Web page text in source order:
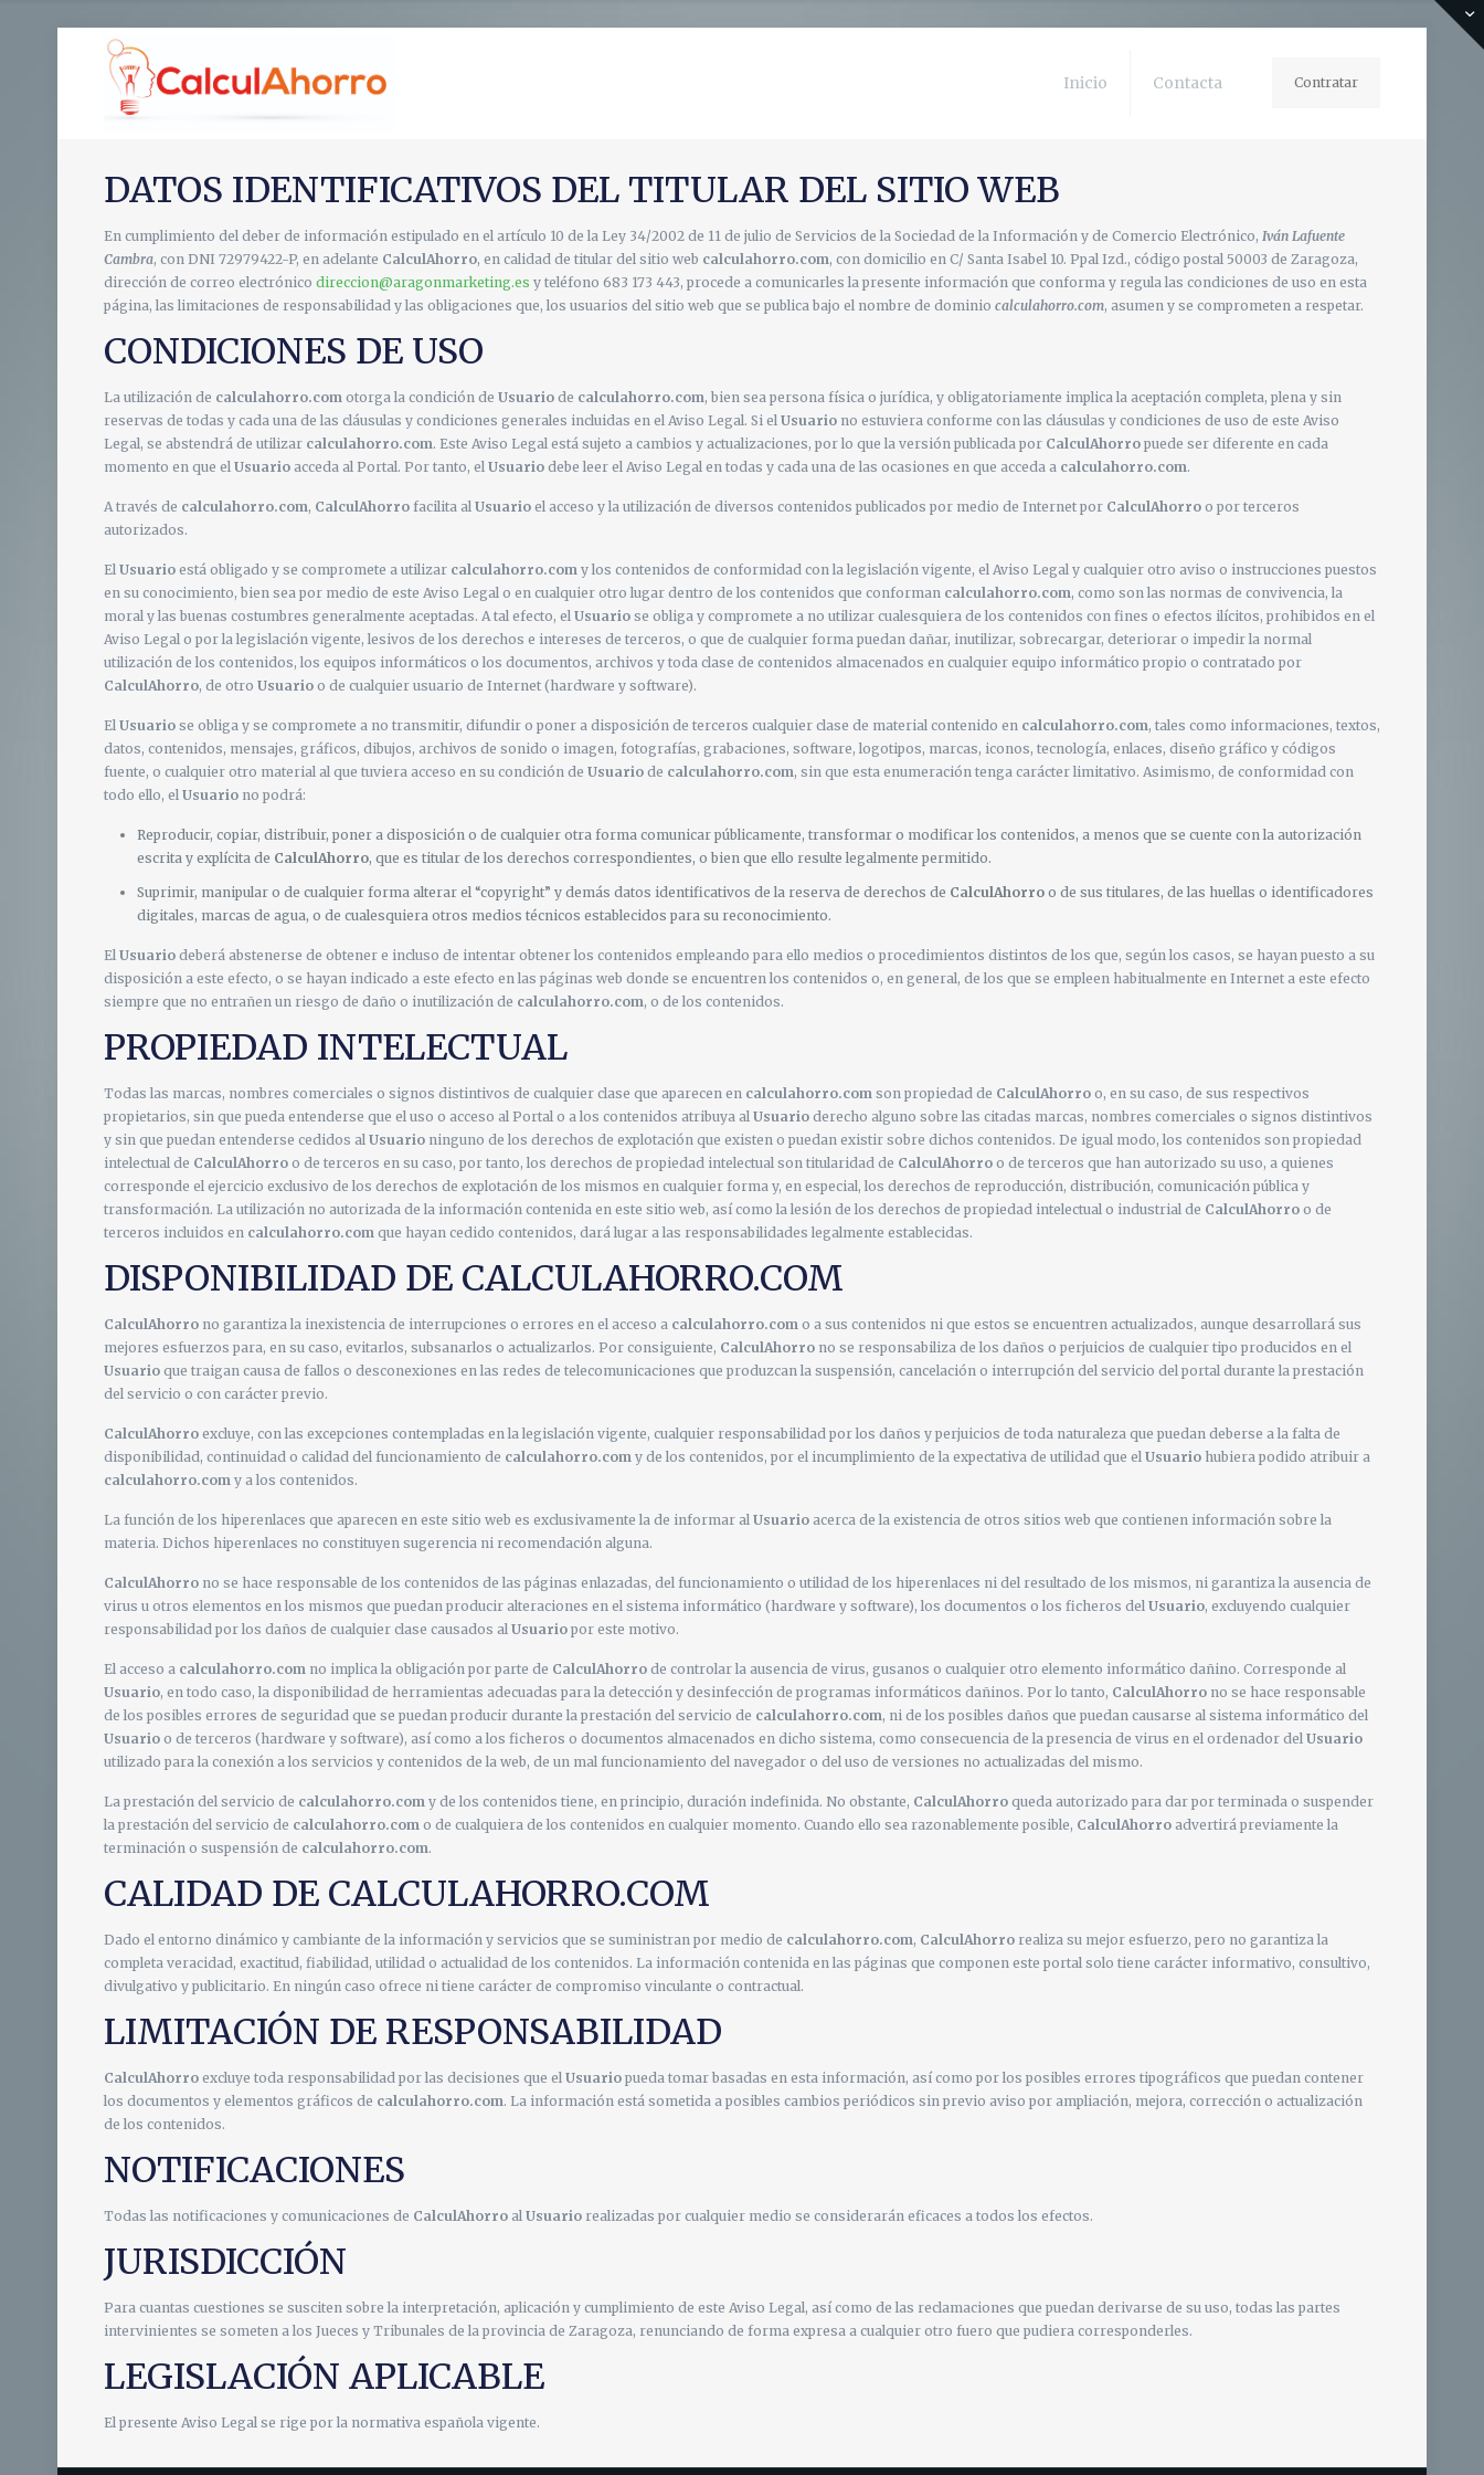
Inicio Contacta Contratar
DATOS IDENTIFICATIVOS DEL TITULAR DEL SITIO WEB
En cumplimiento del deber de información estipulado en el artículo 10 de la Ley 34/2002 de 11 de julio de Servicios de la Sociedad de la Información y de Comercio Electrónico, Iván Lafuente
Cambra, con DNI 72979422-P, en adelante CalculAhorro, en calidad de titular del sitio web calculahorro.com, con domicilio en C/ Santa Isabel 10. Ppal Izd., código postal 50003 de Zaragoza,
dirección de correo electrónico direccion@aragonmarketing.es y teléfono 683 173 443, procede a comunicarles la presente información que conforma y regula las condiciones de uso en esta
página, las limitaciones de responsabilidad y las obligaciones que, los usuarios del sitio web que se publica bajo el nombre de dominio calculahorro.com, asumen y se comprometen a respetar.
CONDICIONES DE USO
La utilización de calculahorro.comotorga la condición de Usuariode calculahorro.com, bien sea persona física o jurídica, y obligatoriamente implica la aceptación completa, plena y sin
reservas de todas y cada una de las cláusulas y condiciones generales incluidas en el Aviso Legal. Si el Usuariono estuviera conforme con las cláusulas y condiciones de uso de este Aviso
Legal, se abstendrá de utilizar calculahorro.com. Este Aviso Legal está sujeto a cambios y actualizaciones, por lo que la versión publicada por CalculAhorropuede ser diferente en cada
momento en que el Usuarioacceda al Portal. Por tanto, el Usuariodebe leer el Aviso Legal en todas y cada una de las ocasiones en que acceda a calculahorro.com.
A través de calculahorro.com, CalculAhorrofacilita al Usuarioel acceso y la utilización de diversos contenidos publicados por medio de Internet por CalculAhorroo por terceros
autorizados.
El Usuarioestá obligado y se compromete a utilizar calculahorro.comy los contenidos de conformidad con la legislación vigente, el Aviso Legal y cualquier otro aviso o instrucciones puestos
en su conocimiento, bien sea por medio de este Aviso Legal o en cualquier otro lugar dentro de los contenidos que conforman calculahorro.com, como son las normas de convivencia, la
moral y las buenas costumbres generalmente aceptadas. A tal efecto, el Usuariose obliga y compromete a no utilizar cualesquiera de los contenidos con fines o efectos ilícitos, prohibidos en el
Aviso Legal o por la legislación vigente, lesivos de los derechos e intereses de terceros, o que de cualquier forma puedan dañar, inutilizar, sobrecargar, deteriorar o impedir la normal
utilización de los contenidos, los equipos informáticos o los documentos, archivos y toda clase de contenidos almacenados en cualquier equipo informático propio o contratado por
CalculAhorro, de otro Usuarioo de cualquier usuario de Internet (hardware y software).
El Usuariose obliga y se compromete a no transmitir, difundir o poner a disposición de terceros cualquier clase de material contenido en calculahorro.com, tales como informaciones, textos,
datos, contenidos, mensajes, gráficos, dibujos, archivos de sonido o imagen, fotografías, grabaciones, software, logotipos, marcas, iconos, tecnología, enlaces, diseño gráfico y códigos
fuente, o cualquier otro material al que tuviera acceso en su condición de Usuariode calculahorro.com, sin que esta enumeración tenga carácter limitativo. Asimismo, de conformidad con
todo ello, el Usuariono podrá:
Reproducir, copiar, distribuir, poner a disposición o de cualquier otra forma comunicar públicamente, transformar o modificar los contenidos, a menos que se cuente con la autorización
escrita y explícita de CalculAhorro, que es titular de los derechos correspondientes, o bien que ello resulte legalmente permitido.
Suprimir, manipular o de cualquier forma alterar el “copyright” y demás datos identificativos de la reserva de derechos de CalculAhorroo de sus titulares, de las huellas o identificadores
digitales, marcas de agua, o de cualesquiera otros medios técnicos establecidos para su reconocimiento.
El Usuariodeberá abstenerse de obtener e incluso de intentar obtener los contenidos empleando para ello medios o procedimientos distintos de los que, según los casos, se hayan puesto a su
disposición a este efecto, o se hayan indicado a este efecto en las páginas web donde se encuentren los contenidos o, en general, de los que se empleen habitualmente en Internet a este efecto
siempre que no entrañen un riesgo de daño o inutilización de calculahorro.com, o de los contenidos.
PROPIEDAD INTELECTUAL
Todas las marcas, nombres comerciales o signos distintivos de cualquier clase que aparecen en calculahorro.comson propiedad de CalculAhorroo, en su caso, de sus respectivos
propietarios, sin que pueda entenderse que el uso o acceso al Portal o a los contenidos atribuya al Usuarioderecho alguno sobre las citadas marcas, nombres comerciales o signos distintivos
y sin que puedan entenderse cedidos al Usuarioninguno de los derechos de explotación que existen o puedan existir sobre dichos contenidos. De igual modo, los contenidos son propiedad
intelectual de CalculAhorroo de terceros en su caso, por tanto, los derechos de propiedad intelectual son titularidad de CalculAhorroo de terceros que han autorizado su uso, a quienes
corresponde el ejercicio exclusivo de los derechos de explotación de los mismos en cualquier forma y, en especial, los derechos de reproducción, distribución, comunicación pública y
transformación. La utilización no autorizada de la información contenida en este sitio web, así como la lesión de los derechos de propiedad intelectual o industrial de CalculAhorroo de
terceros incluidos en calculahorro.comque hayan cedido contenidos, dará lugar a las responsabilidades legalmente establecidas.
DISPONIBILIDAD DE CALCULAHORRO.COM
CalculAhorrono garantiza la inexistencia de interrupciones o errores en el acceso a calculahorro.como a sus contenidos ni que estos se encuentren actualizados, aunque desarrollará sus
mejores esfuerzos para, en su caso, evitarlos, subsanarlos o actualizarlos. Por consiguiente, CalculAhorrono se responsabiliza de los daños o perjuicios de cualquier tipo producidos en el
Usuarioque traigan causa de fallos o desconexiones en las redes de telecomunicaciones que produzcan la suspensión, cancelación o interrupción del servicio del portal durante la prestación
del servicio o con carácter previo.
CalculAhorroexcluye, con las excepciones contempladas en la legislación vigente, cualquier responsabilidad por los daños y perjuicios de toda naturaleza que puedan deberse a la falta de
disponibilidad, continuidad o calidad del funcionamiento de calculahorro.comy de los contenidos, por el incumplimiento de la expectativa de utilidad que el Usuariohubiera podido atribuir a
calculahorro.comy a los contenidos.
La función de los hiperenlaces que aparecen en este sitio web es exclusivamente la de informar al Usuarioacerca de la existencia de otros sitios web que contienen información sobre la
materia. Dichos hiperenlaces no constituyen sugerencia ni recomendación alguna.
CalculAhorrono se hace responsable de los contenidos de las páginas enlazadas, del funcionamiento o utilidad de los hiperenlaces ni del resultado de los mismos, ni garantiza la ausencia de
virus u otros elementos en los mismos que puedan producir alteraciones en el sistema informático (hardware y software), los documentos o los ficheros del Usuario, excluyendo cualquier
responsabilidad por los daños de cualquier clase causados al Usuariopor este motivo.
El acceso a calculahorro.comno implica la obligación por parte de CalculAhorrode controlar la ausencia de virus, gusanos o cualquier otro elemento informático dañino. Corresponde al
Usuario, en todo caso, la disponibilidad de herramientas adecuadas para la detección y desinfección de programas informáticos dañinos. Por lo tanto, CalculAhorrono se hace responsable
de los posibles errores de seguridad que se puedan producir durante la prestación del servicio de calculahorro.com, ni de los posibles daños que puedan causarse al sistema informático del
Usuarioo de terceros (hardware y software), así como a los ficheros o documentos almacenados en dicho sistema, como consecuencia de la presencia de virus en el ordenador del Usuario
utilizado para la conexión a los servicios y contenidos de la web, de un mal funcionamiento del navegador o del uso de versiones no actualizadas del mismo.
La prestación del servicio de calculahorro.comy de los contenidos tiene, en principio, duración indefinida. No obstante, CalculAhorroqueda autorizado para dar por terminada o suspender
la prestación del servicio de calculahorro.como de cualquiera de los contenidos en cualquier momento. Cuando ello sea razonablemente posible, CalculAhorroadvertirá previamente la
terminación o suspensión de calculahorro.com.
CALIDAD DE CALCULAHORRO.COM
Dado el entorno dinámico y cambiante de la información y servicios que se suministran por medio de calculahorro.com, CalculAhorrorealiza su mejor esfuerzo, pero no garantiza la
completa veracidad, exactitud, fiabilidad, utilidad o actualidad de los contenidos. La información contenida en las páginas que componen este portal solo tiene carácter informativo, consultivo,
divulgativo y publicitario. En ningún caso ofrece ni tiene carácter de compromiso vinculante o contractual.
LIMITACIÓN DE RESPONSABILIDAD
CalculAhorroexcluye toda responsabilidad por las decisiones que el Usuariopueda tomar basadas en esta información, así como por los posibles errores tipográficos que puedan contener
los documentos y elementos gráficos de calculahorro.com. La información está sometida a posibles cambios periódicos sin previo aviso por ampliación, mejora, corrección o actualización
de los contenidos.
NOTIFICACIONES
Todas las notificaciones y comunicaciones de CalculAhorroal Usuariorealizadas por cualquier medio se considerarán eficaces a todos los efectos.
JURISDICCIÓN
Para cuantas cuestiones se susciten sobre la interpretación, aplicación y cumplimiento de este Aviso Legal, así como de las reclamaciones que puedan derivarse de su uso, todas las partes
intervinientes se someten a los Jueces y Tribunales de la provincia de Zaragoza, renunciando de forma expresa a cualquier otro fuero que pudiera corresponderles.
LEGISLACIÓN APLICABLE
El presente Aviso Legal se rige por la normativa española vigente.